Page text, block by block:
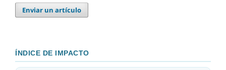
Enviar un artículo
ÍNDICE DE IMPACTO